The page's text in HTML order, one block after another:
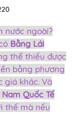
nước ngoài?
Bằng Lái
thể thiếu được
bằng phương
giá khác. Và
Quốc Tế
thế mà nếu